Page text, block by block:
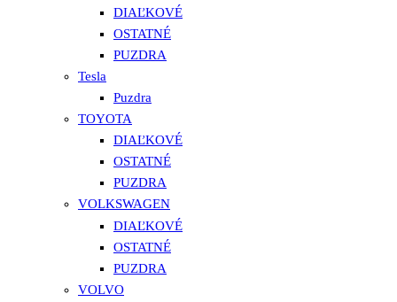
DIAĽKOVÉ
OSTATNÉ
PUZDRA
Tesla
Puzdra
TOYOTA
DIAĽKOVÉ
OSTATNÉ
PUZDRA
VOLKSWAGEN
DIAĽKOVÉ
OSTATNÉ
PUZDRA
VOLVO